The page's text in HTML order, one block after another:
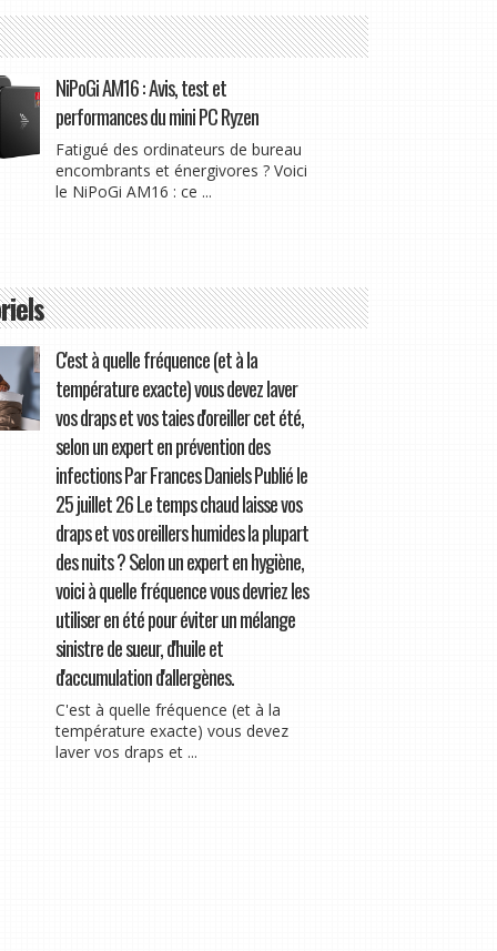
NiPoGi AM16 : Avis, test et
performances du mini PC Ryzen
Fatigué des ordinateurs de bureau
encombrants et énergivores ? Voici
le NiPoGi AM16 : ce ...
C'est à quelle fréquence (et à la
température exacte) vous devez laver
vos draps et vos taies d'oreiller cet été,
selon un expert en prévention des
infections Par Frances Daniels Publié le
25 juillet 26 Le temps chaud laisse vos
draps et vos oreillers humides la plupart
des nuits ? Selon un expert en hygiène,
voici à quelle fréquence vous devriez les
utiliser en été pour éviter un mélange
sinistre de sueur, d'huile et
d'accumulation d'allergènes.
C'est à quelle fréquence (et à la
température exacte) vous devez
laver vos draps et ...